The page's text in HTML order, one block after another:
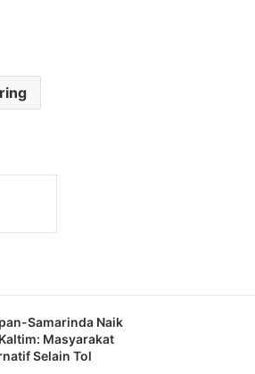
Samarinda Naik
Masyarakat
Selain Tol